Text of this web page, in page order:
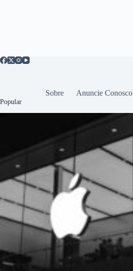
Sobre Anuncie Conosco
Popular